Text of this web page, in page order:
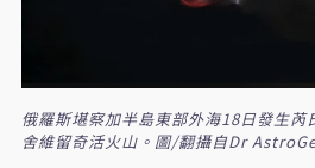
俄羅斯堪察加半島東部外海18日發生
舍維留奇活火山。圖/翻攝自Dr